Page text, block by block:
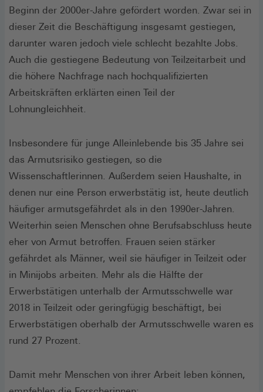
Beginn der 2000er-Jahre gefördert worden. Zwar sei in
dieser Zeit die Beschäftigung insgesamt gestiegen,
darunter waren jedoch viele schlecht bezahlte Jobs.
Auch die gestiegene Bedeutung von Teilzeitarbeit und
die höhere Nachfrage nach hochqualifizierten
Arbeitskräften erklärten einen Teil der
Lohnungleichheit.
Insbesondere für junge Alleinlebende bis 35 Jahre sei
das Armutsrisiko gestiegen, so die
Wissenschaftlerinnen. Außerdem seien Haushalte, in
denen nur eine Person erwerbstätig ist, heute deutlich
häufiger armutsgefährdet als in den 1990er-Jahren.
Weiterhin seien Menschen ohne Berufsabschluss heute
eher von Armut betroffen. Frauen seien stärker
gefährdet als Männer, weil sie häufiger in Teilzeit oder
in Minijobs arbeiten. Mehr als die Hälfte der
Erwerbstätigen unterhalb der Armutsschwelle war
2018 in Teilzeit oder geringfügig beschäftigt, bei
Erwerbstätigen oberhalb der Armutsschwelle waren es
rund 27 Prozent.
Damit mehr Menschen von ihrer Arbeit leben können,